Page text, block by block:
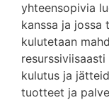
yhteensopivia
kanssa ja
kulutetaan
kulutus ja
tuotteet ja